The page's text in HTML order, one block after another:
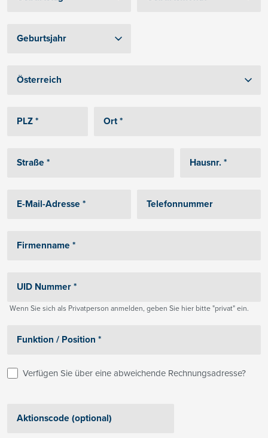
Wenn Sie sich als Privatperson anmelden, geben Sie hier bitte "privat" ein.
Verfügen Sie über eine abweichende Rechnungsadresse?